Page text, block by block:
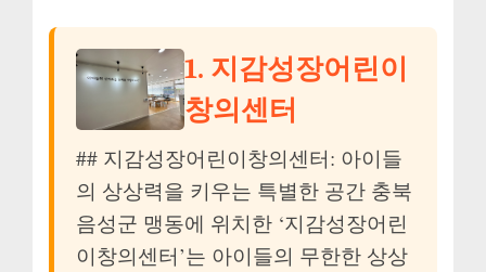
1. 지감성장어린이
창의센터
## 지감성장어린이창의센터: 아이들
의 상상력을 키우는 특별한 공간 충북
음성군 맹동에 위치한 ‘지감성장어린
이창의센터’는 아이들의 무한한 상상